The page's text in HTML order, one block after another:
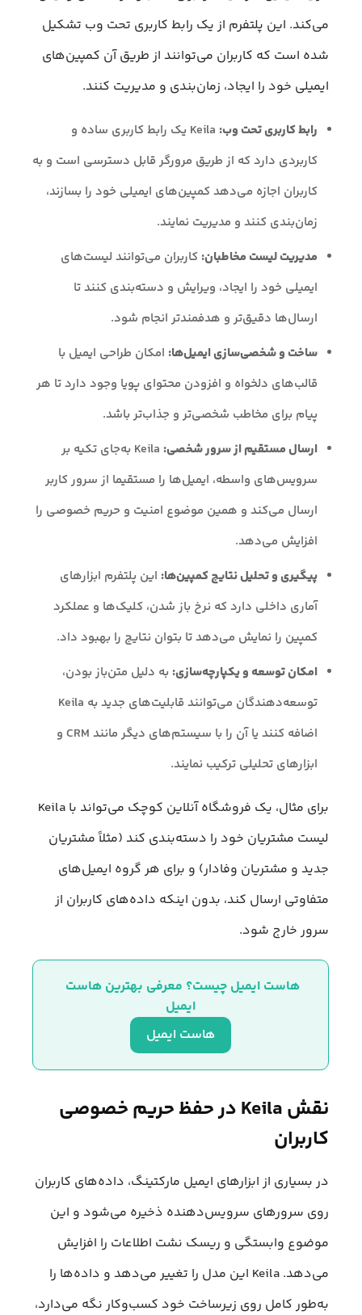
می‌کند. این پلتفرم از یک رابط کاربری تحت وب تشکیل
شده است که کاربران می‌توانند از طریق آن کمپین‌های
ایمیلی خود را ایجاد، زمان‌بندی و مدیریت کنند.
رابط کاربری تحت وب:
Keila یک رابط کاربری ساده و
کاربردی دارد که از طریق مرورگر قابل دسترسی است و به
کاربران اجازه می‌دهد کمپین‌های ایمیلی خود را بسازند،
زمان‌بندی کنند و مدیریت نمایند.
مدیریت لیست مخاطبان: کاربران می‌توانند لیست‌های
ایمیلی خود را ایجاد، ویرایش و دسته‌بندی کنند تا
ارسال‌ها دقیق‌تر و هدفمندتر انجام شود.
ساخت و شخصی‌سازی ایمیل‌ها: امکان طراحی ایمیل با
قالب‌های دلخواه و افزودن محتوای پویا وجود دارد تا هر
پیام برای مخاطب شخصی‌تر و جذاب‌تر باشد.
ارسال مستقیم از سرور شخصی:
Keila به‌جای تکیه بر
سرویس‌های واسطه، ایمیل‌ها را مستقیما از سرور کاربر
ارسال می‌کند و همین موضوع امنیت و حریم خصوصی را
افزایش می‌دهد.
پیگیری و تحلیل نتایج کمپین‌ها: این پلتفرم ابزارهای
آماری داخلی دارد که نرخ باز شدن، کلیک‌ها و عملکرد
کمپین را نمایش می‌دهد تا بتوان نتایج را بهبود داد.
امکان توسعه و یکپارچه‌سازی: به دلیل متن‌باز بودن،
توسعه‌دهندگان می‌توانند قابلیت‌های جدید به Keila
اضافه کنند یا آن را با سیستم‌های دیگر مانند CRM و
ابزارهای تحلیلی ترکیب نمایند.
برای مثال، یک فروشگاه آنلاین کوچک می‌تواند با Keila
لیست مشتریان خود را دسته‌بندی کند (مثلاً مشتریان
جدید و مشتریان وفادار) و برای هر گروه ایمیل‌های
متفاوتی ارسال کند، بدون اینکه داده‌های کاربران از
سرور خارج شود.
هاست ایمیل چیست؟ معرفی بهترین هاست
ایمیل
هاست ایمیل
نقش Keila در حفظ حریم خصوصی
کاربران
در بسیاری از ابزارهای ایمیل مارکتینگ، داده‌های کاربران
روی سرورهای سرویس‌دهنده ذخیره می‌شود و این
موضوع وابستگی و ریسک نشت اطلاعات را افزایش
می‌دهد. Keila این مدل را تغییر می‌دهد و داده‌ها را
به‌طور کامل روی زیرساخت خود کسب‌وکار نگه می‌دارد،